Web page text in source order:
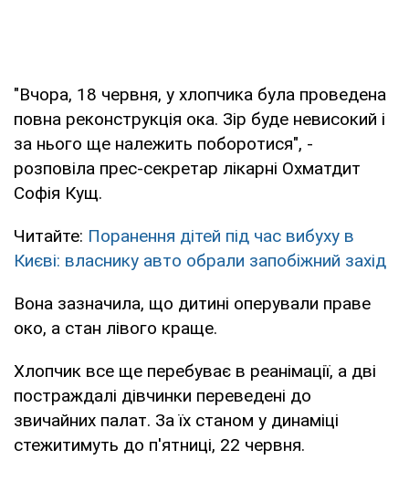
"Вчора, 18 червня, у хлопчика була проведена
повна реконструкція ока. Зір буде невисокий і
за нього ще належить поборотися", -
розповіла прес-секретар лікарні Охматдит
Софія Кущ.
Читайте: Поранення дітей під час вибуху в
Києві: власнику авто обрали запобіжний захід
Вона зазначила, що дитині оперували праве
око, а стан лівого краще.
Хлопчик все ще перебуває в реанімації, а дві
постраждалі дівчинки переведені до
звичайних палат. За їх станом у динаміці
стежитимуть до п'ятниці, 22 червня.